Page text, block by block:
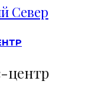
Север
центр